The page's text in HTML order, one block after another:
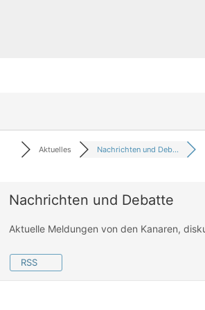
Aktuelles Nachrichten und Deb...
Nachrichten und Debatte
Aktuelle Meldungen von den Kanaren,
RSS